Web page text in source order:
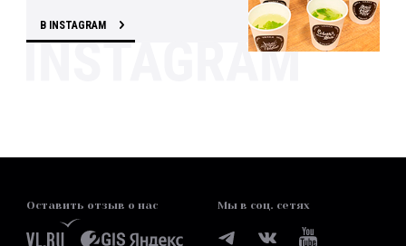
В INSTAGRAM
Оставить отзыв о нас Мы в соц. сетях